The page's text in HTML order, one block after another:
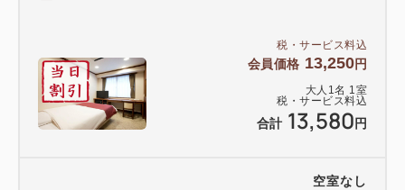
税・サービス料込
会員価格 13,250円
大人 1名 1室
税・サービス料込
合計 13,580 円
空室なし